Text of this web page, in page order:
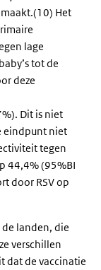
Het
lage
tot de
deze
Dit is niet
eindpunt niet
tegen
44,4% (95%BI
door RSV op
landen, die
verschillen
dat de vaccinatie